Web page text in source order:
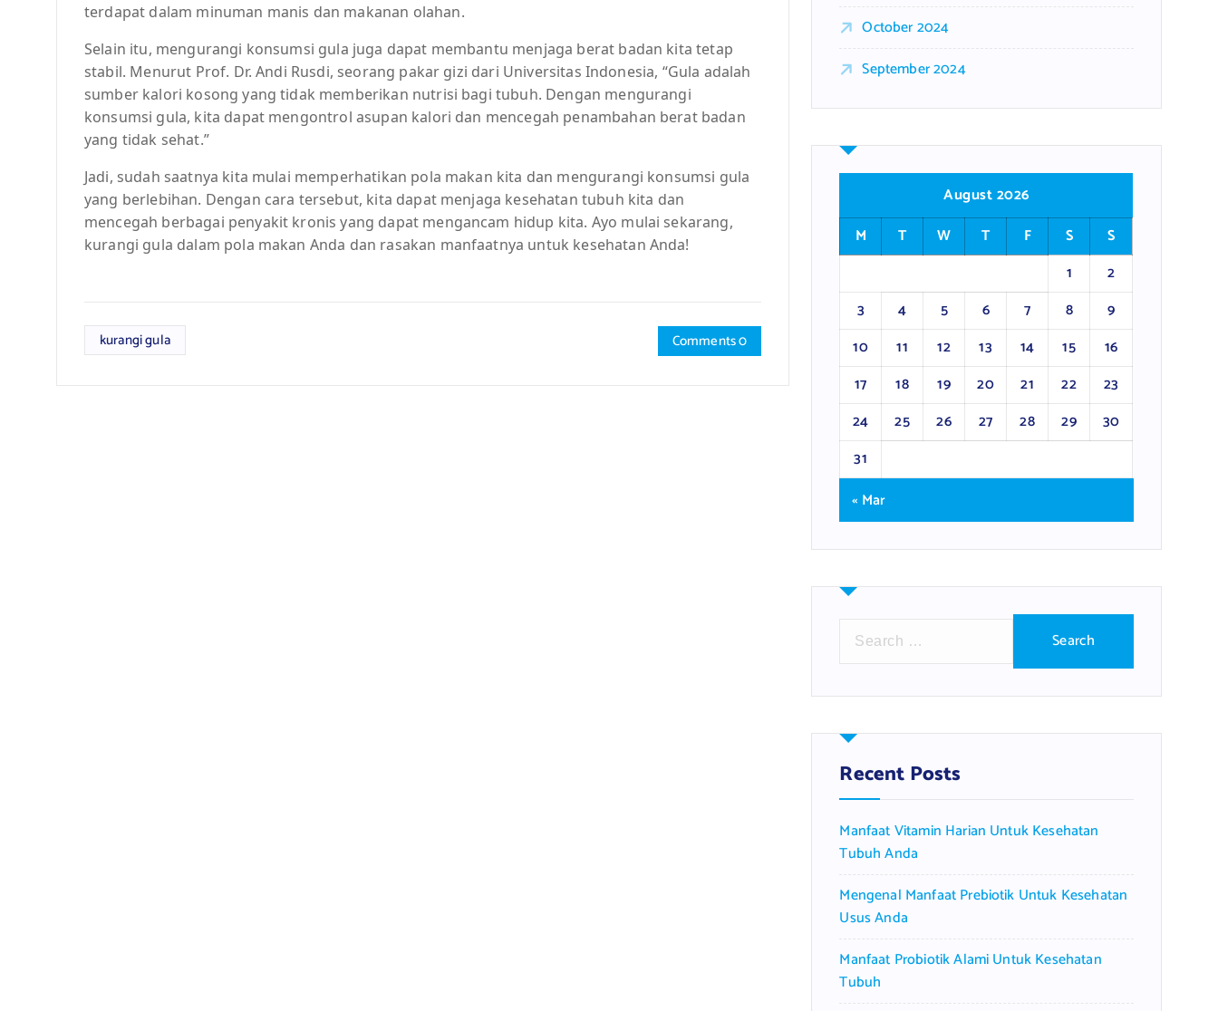
terdapat dalam minuman manis dan makanan olahan.
Selain itu, mengurangi konsumsi gula juga dapat membantu menjaga berat badan kita tetap
stabil. Menurut Prof. Dr. Andi Rusdi, seorang pakar gizi dari Universitas Indonesia, “Gula adalah
sumber kalori kosong yang tidak memberikan nutrisi bagi tubuh. Dengan mengurangi
konsumsi gula, kita dapat mengontrol asupan kalori dan mencegah penambahan berat badan
yang tidak sehat.”
Jadi, sudah saatnya kita mulai memperhatikan pola makan kita dan mengurangi konsumsi gula
yang berlebihan. Dengan cara tersebut, kita dapat menjaga kesehatan tubuh kita dan
mencegah berbagai penyakit kronis yang dapat mengancam hidup kita. Ayo mulai sekarang,
kurangi gula dalam pola makan Anda dan rasakan manfaatnya untuk kesehatan Anda!
kurangi gula Comments 0
October 2024
September 2024
August 2026
M
T W T F S
S
1
2
3
4 5 6 7 8
9
10
11 12 13 14 15
16
17
18 19 20 21 22
23
24
25 26 27 28 29
30
31
« Mar
r
h
f
o
:
Recent Posts
Manfaat Vitamin Harian Untuk Kesehatan
Tubuh Anda
Mengenal Manfaat Prebiotik Untuk Kesehatan
Usus Anda
Manfaat Probiotik Alami Untuk Kesehatan
Tubuh